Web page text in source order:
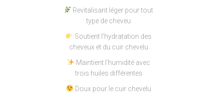
Revitalisant léger pour tout
type de cheveu
Soutient l’hydratation des
cheveux et du cuir chevelu
Maintient l’humidité avec
trois huiles différentes
Doux pour le cuir chevelu